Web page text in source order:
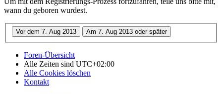
wann du geboren wurdest.
Foren-Übersicht
Alle Zeiten sind UTC+02:00
Alle Cookies löschen
Kontakt